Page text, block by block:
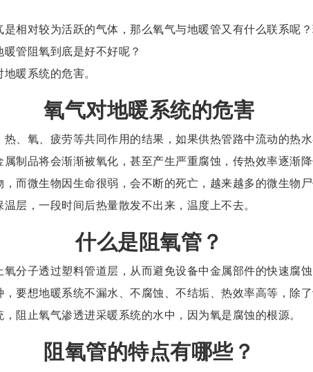
相对较为活跃的气体，那么氧气与地暖管又有什么联系呢
管阻氧到底是好不好呢？
暖系统的危害。
氧气对地暖系统的危害
、氧、疲劳等共同作用的结果，如果供热管路中流动的热
制品将会渐渐被氧化，甚至产生严重腐蚀，传热效率逐渐
而微生物因生命很弱，会不断的死亡，越来越多的微生物
层，一段时间后热量散发不出来，温度上不去。
什么是阻氧管？
分子透过塑料管道层，从而避免设备中金属部件的快速腐蚀
要想地暖系统不漏水、不腐蚀、不结垢、热效率高等，除
阻止氧气渗透进采暖系统的水中，因为氧是腐蚀的根源。
阻氧管的特点有哪些？